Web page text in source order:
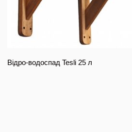
Відро-водоспад Tesli 25 л